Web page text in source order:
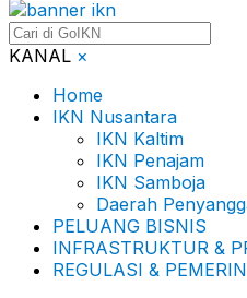
KANAL ×
Home
IKN Nusantara
IKN Kaltim
IKN Penajam
IKN Samboja
Daerah
PELUANG BISNIS
INFRASTRUKTUR &
REGULASI &